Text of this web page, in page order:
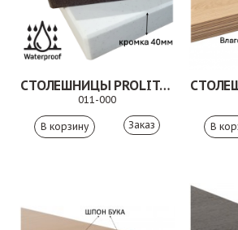
СТОЛЕШНИЦЫ PROLIT ИСКУССТВЕННЫЙ КАМЕНЬ
011-000
Заказ